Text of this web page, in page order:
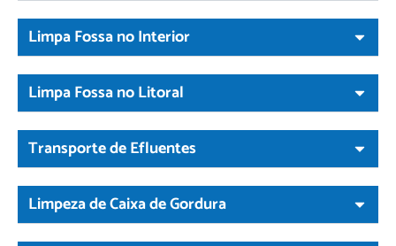
Limpa Fossa no Interior
Limpa Fossa no Litoral
Transporte de Efluentes
Limpeza de Caixa de Gordura